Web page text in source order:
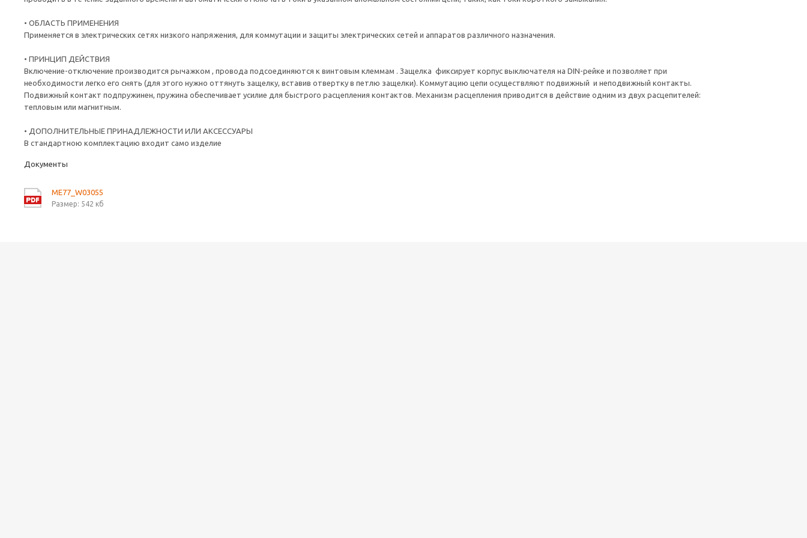
• ОБЛАСТЬ ПРИМЕНЕНИЯ
Применяется в электрических сетях низкого напряжения, для коммутации и защиты электрических сетей и аппаратов различного назначения.
• ПРИНЦИП ДЕЙСТВИЯ
Включение-отключение производится рычажком , провода подсоединяются к винтовым клеммам . Защелка фиксирует корпус выключателя на DIN-рейке и позволяет при
необходимости легко его снять (для этого нужно оттянуть защелку, вставив отвертку в петлю защелки). Коммутацию цепи осуществляют подвижный и неподвижный контакты.
Подвижный контакт подпружинен, пружина обеспечивает усилие для быстрого расцепления контактов. Механизм расцепления приводится в действие одним из двух расцепителей:
тепловым или магнитным.
• ДОПОЛНИТЕЛЬНЫЕ ПРИНАДЛЕЖНОСТИ ИЛИ АКСЕССУАРЫ
В стандартною комплектацию входит само изделие
Документы
ME77_W03055
Размер: 542 кб